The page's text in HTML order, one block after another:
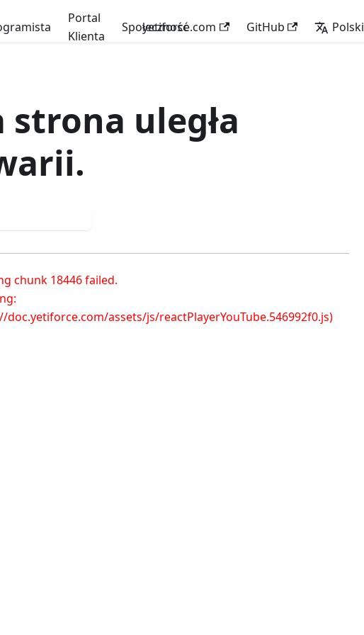
Portal
Klienta
Społeczność
yetiforce.com GitHub Polski
strona uległa
chunk 18446 failed.
doc.yetiforce.com/assets/js/reactPlayerYouTube.546992f0.js)